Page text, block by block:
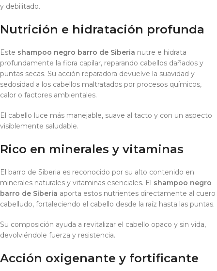
y debilitado.
Nutrición e hidratación profunda
Este shampoo negro barro de Siberia nutre e hidrata
profundamente la fibra capilar, reparando cabellos dañados y
puntas secas. Su acción reparadora devuelve la suavidad y
sedosidad a los cabellos maltratados por procesos químicos,
calor o factores ambientales.
El cabello luce más manejable, suave al tacto y con un aspecto
visiblemente saludable.
Rico en minerales y vitaminas
El barro de Siberia es reconocido por su alto contenido en
minerales naturales y vitaminas esenciales. El shampoo negro
barro de Siberia aporta estos nutrientes directamente al cuero
cabelludo, fortaleciendo el cabello desde la raíz hasta las puntas.
Su composición ayuda a revitalizar el cabello opaco y sin vida,
devolviéndole fuerza y resistencia.
Acción oxigenante y fortificante